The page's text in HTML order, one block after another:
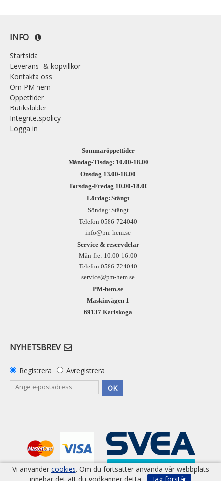
Vi använder cookies. Om du fortsätter använda vår webbplats
innebär det att du godkänner detta.
Jag förstår
INFO
Startsida
Leverans- & köpvillkor
Kontakta oss
Om PM hem
Öppettider
Butiksbilder
Integritetspolicy
Logga in
Sommaröppettider
Måndag-Tisdag: 10.00-18.00
Onsdag 13.00-18.00
Torsdag-Fredag 10.00-18.00
Lördag: Stängt
Söndag: Stängt
Telefon 0586-724040
info@pm-hem.se
Service & reservdelar
Mån-fre: 10:00-16:00
Telefon 0586-724040
service@pm-hem.se
PM-hem.se
Maskinvägen 1
69137 Karlskoga
NYHETSBREV
Registrera
Avregistrera
OK